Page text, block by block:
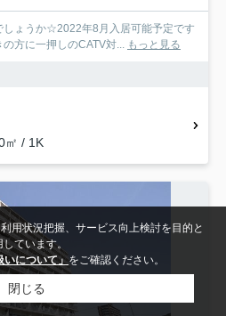
しょうか☆2022年8月入居可能予定です
方に一押しのCATV対...
もっと見る
㎡ / 1K
用状況把握、サービス向上検討を目的と
ています。
いについて」をご確認ください。
閉じる